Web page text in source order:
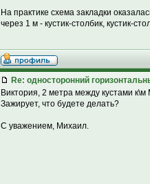
На практике схема закладки
через 1 м - кустик-столбик, кустик-
Re: односторонний
Виктория, 2 метра между кустами
Зажирует, что будете делать?
С уважением, Михаил.